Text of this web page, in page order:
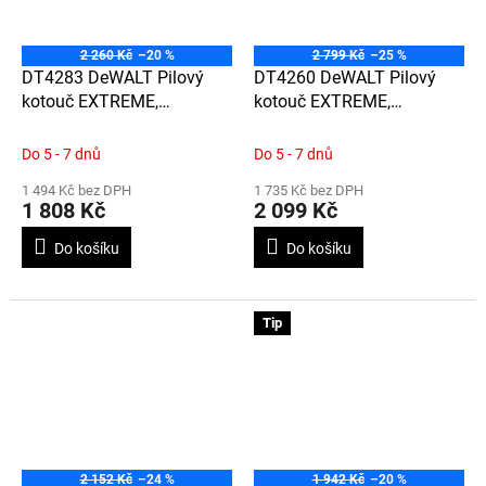
2 260 Kč –20 %
DT4283 DeWALT Pilový
kotouč EXTREME,
-5°, Velmi jemný řez
Do 5 - 7 dnů
1 494 Kč bez DPH
1 808 Kč
Do košíku
2 799 Kč –25 %
DT4260 DeWALT Pilový
kotouč EXTREME,
-5°, velmi jemný řez
Do 5 - 7 dnů
1 735 Kč bez DPH
2 099 Kč
Do košíku
2 152 Kč –24 %
Tip
1 942 Kč –20 %